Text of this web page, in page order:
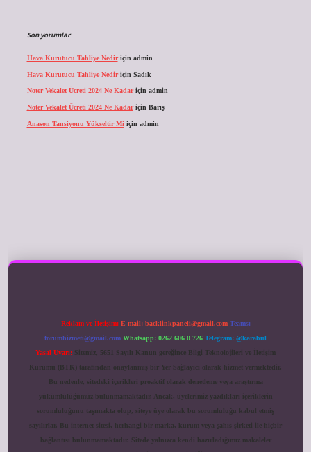
Son yorumlar
Hava Kurutucu Tahliye Nediriçin admin
Hava Kurutucu Tahliye Nediriçin Sadık
Noter Vekalet Ücreti 2024 Ne Kadariçin admin
Noter Vekalet Ücreti 2024 Ne Kadariçin Barış
Anason Tansiyonu Yükseltir Mi için admin
Reklam ve İletişim: E-mail: backlinkpaneli@gmail.com Teams:
forumhizmeti@gmail.com Whatsapp: 0262 606 0 726 Telegram: @karabul
Yasal Uyarı: Sitemiz, 5651 Sayılı Kanun gereğince Bilgi Teknolojileri ve İletişim
Kurumu (BTK) tarafından onaylanmış bir Yer Sağlayıcı olarak hizmet vermektedir.
Bu nedenle, sitedeki içerikleri proaktif olarak denetleme veya araştırma
yükümlülüğümüz bulunmamaktadır. Ancak, üyelerimiz yazdıkları içeriklerin
sorumluluğunu taşımakta olup, siteye üye olarak bu sorumluluğu kabul etmiş
sayılırlar. Bu internet sitesi, herhangi bir marka, kurum veya şahıs şirketi ile hiçbir
bağlantısı bulunmamaktadır. Sitede yalnızca kendi hazırladığımız makaleler